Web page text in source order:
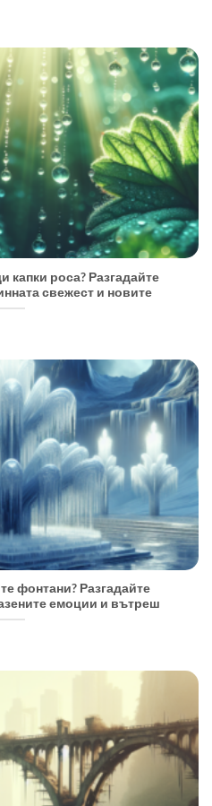
капки роса? Разгадайте
свежест и новите
фонтани? Разгадайте
емоции и вътреш